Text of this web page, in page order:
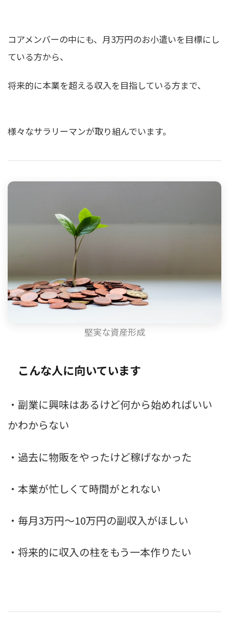
コアメンバーの中にも、月3万円のお小遣いを目標にし
ている方から、
将来的に本業を超える収入を目指している方まで、
様々なサラリーマンが取り組んでいます。
堅実な資産形成
こんな人に向いています
・副業に興味はあるけど何から始めればいい
かわからない
・過去に物販をやったけど稼げなかった
・本業が忙しくて時間がとれない
・毎月3万円〜10万円の副収入がほしい
・将来的に収入の柱をもう一本作りたい